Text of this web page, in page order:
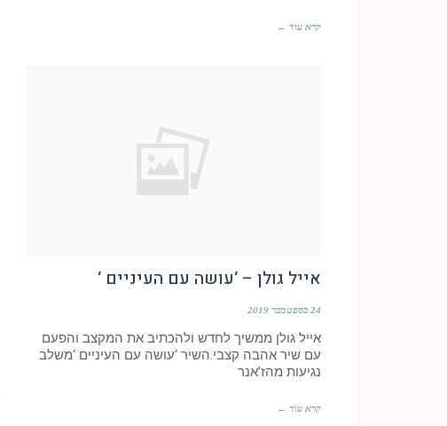
קרא עוד ←
אייל גולן – ‘עושה עם העיניים ‘
24 בספטמבר 2019
אייל גולן ממשיך לחדש ולהכתיב את המקצב והפעם
עם שיר אהבה קצבי.השיר ‘עושה עם העיניים ‘משלב
נגיעות מהז’אנר
קרא עוד ←